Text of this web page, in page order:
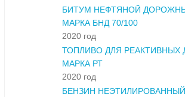
БИТУМ НЕФТЯНОЙ
МАРКА БНД 70/100
2020 год
ТОПЛИВО ДЛЯ РЕАКТИВНЫХ
МАРКА РТ
2020 год
БЕНЗИН